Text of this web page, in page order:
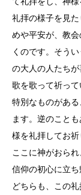
礼拝の様子を見
めや平安が、教
くのです。そう
の大人の人たち
歌を歌って祈っ
特別なものがあ
ます。逆のこと
様を礼拝してお祈
ここに神がおら
信仰の初心に立
どちらも、この